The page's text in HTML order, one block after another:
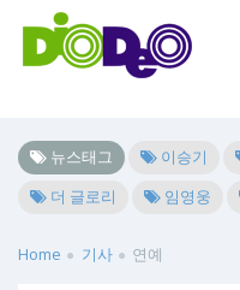
뉴스태그 이승기
더 글로리
임영웅
Home 기사 연예